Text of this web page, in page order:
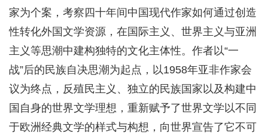
家为个案，考察四十年间中国现代作家如何通过创造
性转化外国文学资源，在国际主义、世界主义与亚洲
主义等思潮中建构独特的文化主体性。作者以“一
战”后的民族自决思潮为起点，以1958年亚非作家会
议为终点，反殖民主义、独立的民族国家以及构建中
国自身的世界文学理想，重新赋予了世界文学以不同
于欧洲经典文学的样式与构想，向世界宣告了它不可